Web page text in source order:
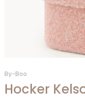
By-Boo
Hocker